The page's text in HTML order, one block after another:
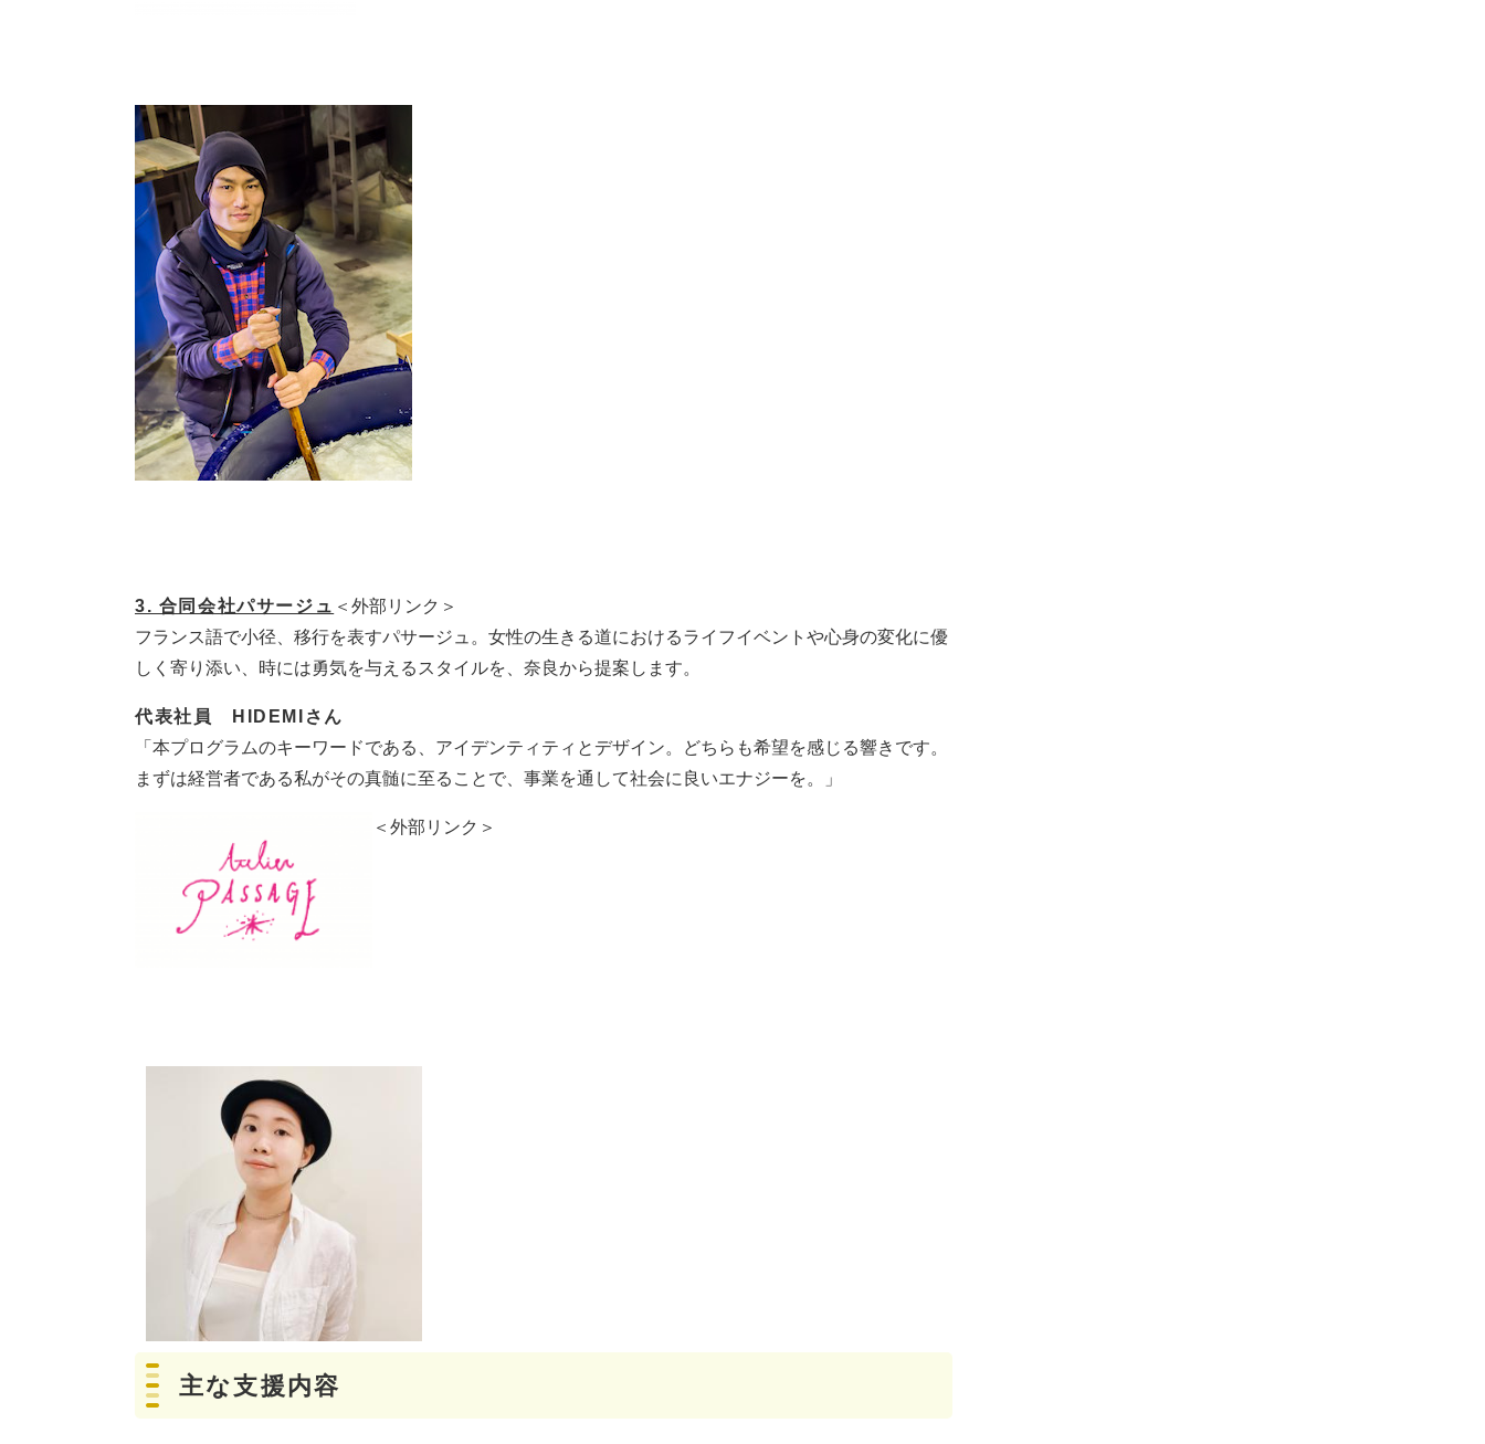
3. 合同会社パサージュ ＜外部リンク＞
フランス語で小径、移行を表すパサージュ。女性の生きる道におけるライフイベントや心身の変化に優
しく寄り添い、時には勇気を与えるスタイルを、奈良から提案します。​
代表社員 HIDEMIさん
「本プログラムのキーワードである、アイデンティティとデザイン。どちらも希望を感じる響きです。
まずは経営者である私がその真髄に至ることで、事業を通して社会に良いエナジーを。」
＜外部リンク＞
主な支援内容